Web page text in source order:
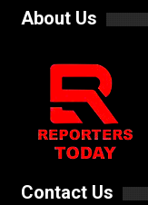
About Us
Contact Us